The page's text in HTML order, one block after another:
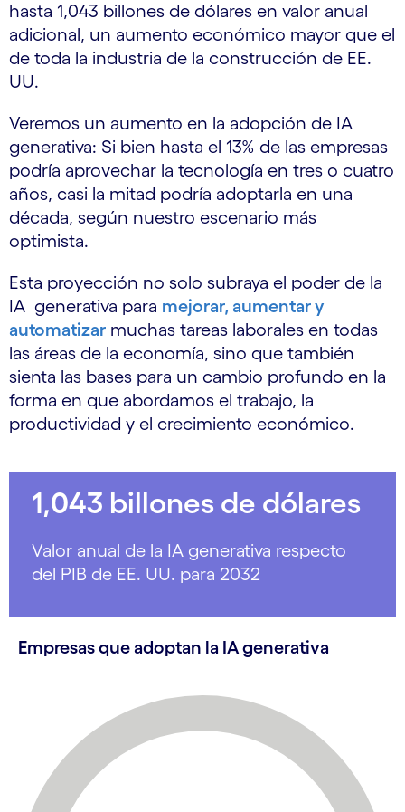
hasta 1,043 billones de dólares en valor anual
adicional, un aumento económico mayor que el
de toda la industria de la construcción de EE.
UU.
Veremos un aumento en la adopción de IA
generativa: Si bien hasta el 13% de las empresas
podría aprovechar la tecnología en tres o cuatro
años, casi la mitad podría adoptarla en una
década, según nuestro escenario más
optimista.
Esta proyección no solo subraya el poder de la
IA generativa para mejorar, aumentar y
automatizar muchas tareas laborales en todas
las áreas de la economía, sino que también
sienta las bases para un cambio profundo en la
forma en que abordamos el trabajo, la
productividad y el crecimiento económico.
1,043 billones de dólares
Valor anual de la IA generativa respecto
del PIB de EE. UU. para 2032
Empresas que adoptan la IA generativa